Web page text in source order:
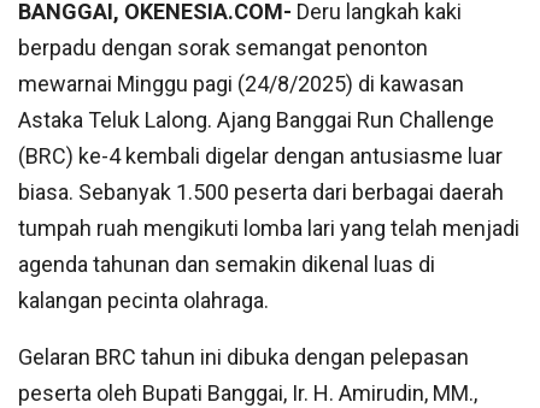
BANGGAI, OKENESIA.COM- Deru langkah kaki
berpadu dengan sorak semangat penonton
mewarnai Minggu pagi (24/8/2025) di kawasan
Astaka Teluk Lalong. Ajang Banggai Run Challenge
(BRC) ke-4 kembali digelar dengan antusiasme luar
biasa. Sebanyak 1.500 peserta dari berbagai daerah
tumpah ruah mengikuti lomba lari yang telah menjadi
agenda tahunan dan semakin dikenal luas di
kalangan pecinta olahraga.
Gelaran BRC tahun ini dibuka dengan pelepasan
peserta oleh Bupati Banggai, Ir. H. Amirudin, MM.,